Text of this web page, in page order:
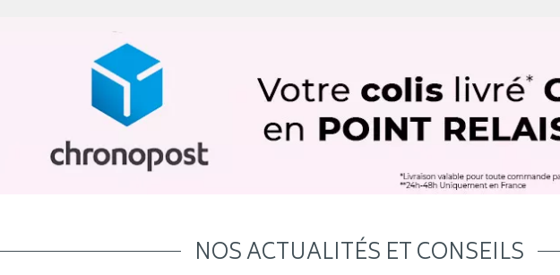
NOS ACTUALITÉS ET CONSEILS